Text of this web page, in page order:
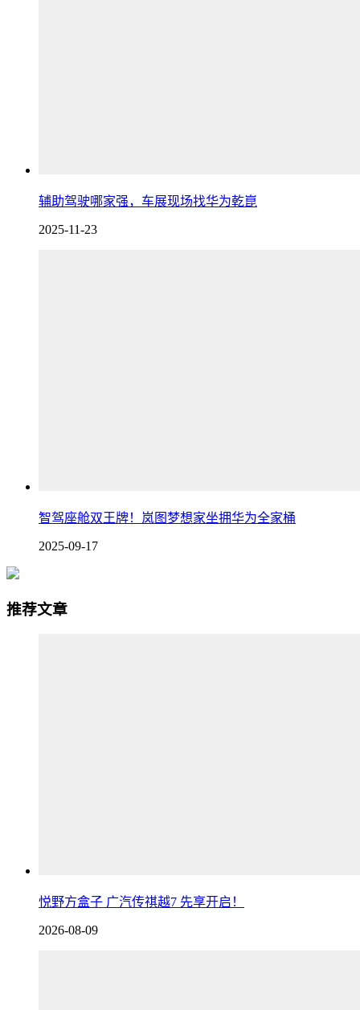
辅助驾驶哪家强，车展现场找华为乾崑
2025-11-23
智驾座舱双王牌！岚图梦想家坐拥华为全家桶
2025-09-17
推荐文章
悦野方盒子 广汽传祺越7 先享开启！
2026-08-09